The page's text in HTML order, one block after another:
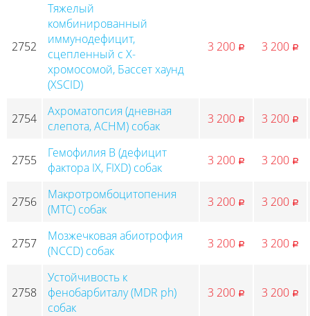
2752
Тяжелый
комбинированный
иммунодефицит,
сцепленный с Х-
хромосомой, Бассет хаунд
(XSCID)
3 200 p 3 200 p
2754
Ахроматопсия (дневная
слепота, ACHM) собак
3 200 p 3 200 p
2755
Гемофилия B (дефицит
фактора IX, FIXD) собак
3 200 p 3 200 p
2756
Макротромбоцитопения
(MTC) собак
3 200 p 3 200 p
2757
Мозжечковая абиотрофия
(NCCD) собак
3 200 p 3 200 p
2758
Устойчивость к
фенобарбиталу (MDR ph)
собак
3 200 p 3 200 p